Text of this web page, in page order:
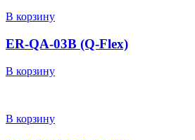
В корзину
ER-QA-03B (Q-Flex)
В корзину
В корзину